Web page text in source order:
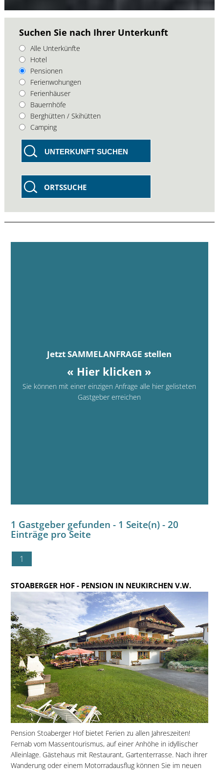
Suchen Sie nach Ihrer Unterkunft
Alle Unterkünfte
Hotel
Pensionen
Ferienwohungen
Ferienhäuser
Bauernhöfe
Berghütten / Skihütten
Camping
UNTERKUNFT SUCHEN
ORTSSUCHE
Jetzt SAMMELANFRAGE stellen
« Hier klicken »
Sie können mit einer einzigen Anfrage alle hier gelisteten
Gastgeber erreichen
1 Gastgeber gefunden - 1 Seite(n) - 20
Einträge pro Seite
1
STOABERGER HOF- PENSION IN NEUKIRCHEN V.W.
Pension Stoaberger Hof bietet Ferien zu allen Jahreszeiten!
Fernab vom Massentourismus, auf einer Anhöhe in idyllischer
Alleinlage. Gästehaus mit Restaurant, Gartenterrasse. Nach ihrer
Wanderung oder einem Motorradausflug können Sie im neuen